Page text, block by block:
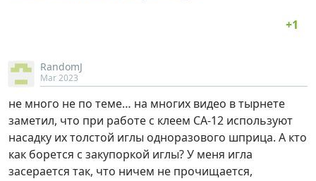
RandomJ
Mar 2023
не много не по теме… на многих видео в тырнете
заметил, что при работе с клеем СА-12 используют
насадку их толстой иглы одноразового шприца. А кто
как борется с закупоркой иглы? У меня игла
засерается так, что ничем не прочищается,